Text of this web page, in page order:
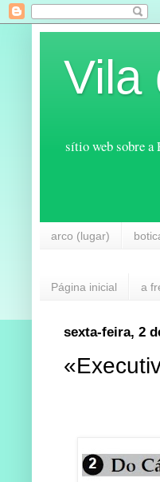
Vila
sítio web sobre a
arco (lugar)
Página inicial a
sexta-feira, 2